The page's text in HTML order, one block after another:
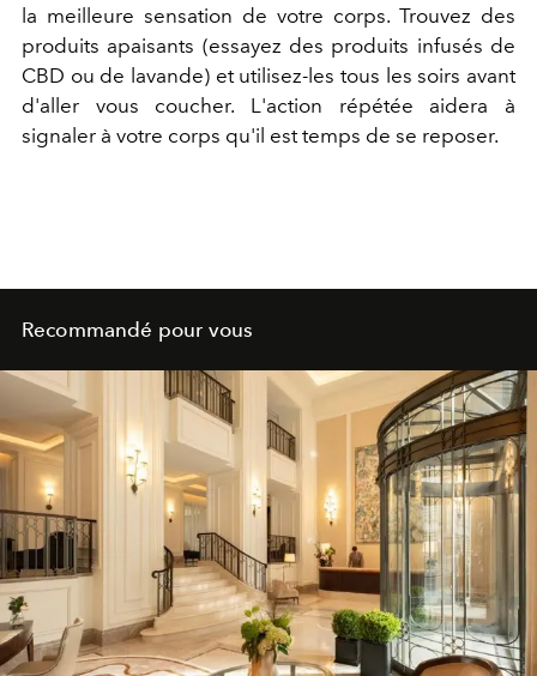
la meilleure sensation de votre corps. Trouvez des
produits apaisants (essayez des produits infusés de
CBD ou de lavande) et utilisez-les tous les soirs avant
d'aller vous coucher. L'action répétée aidera à
signaler à votre corps qu'il est temps de se reposer.
Recommandé pour vous